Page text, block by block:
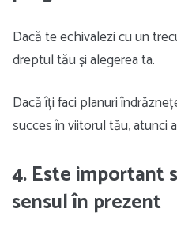
Dacă te echivalezi cu un
dreptul tău și alegerea ta.
Dacă îți faci planuri
succes în viitorul tău, atunci
4. Este important
sensul în prezent